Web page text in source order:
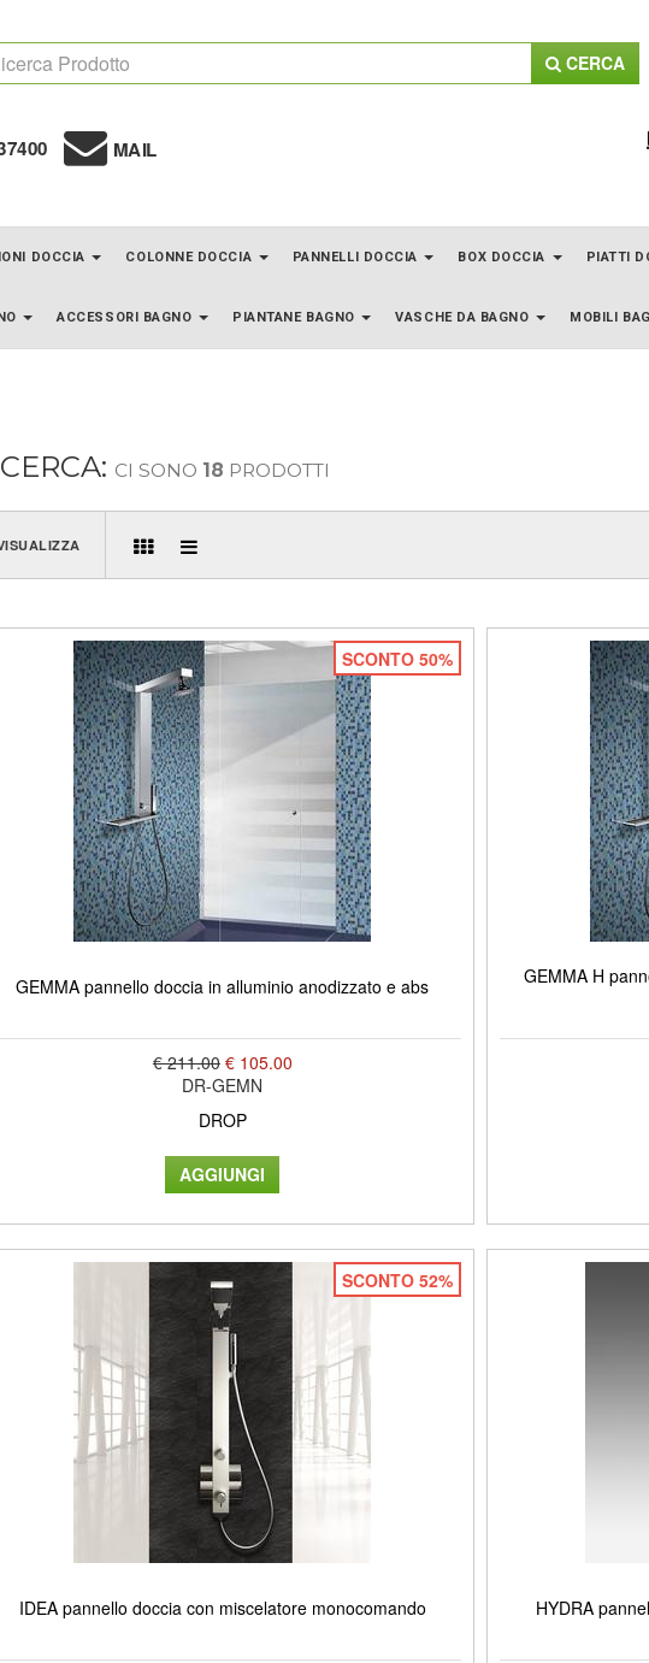
CERCA
MAIL
DOCCIA COLONNE DOCCIA PANNELLI DOCCIA BOX DOCCIA PIATTI
ACCESSORI BAGNO PIANTANE BAGNO VASCHE DA BAGNO MOBILI
CI SONO 18 PRODOTTI
SCONTO 50%
GEMMA pannello doccia in alluminio anodizzato e abs
€ 211.00 € 105.00
DR-GEMN
DROP
GEMMA H
SCONTO 52%
IDEA pannello doccia con miscelatore monocomando HYDRA